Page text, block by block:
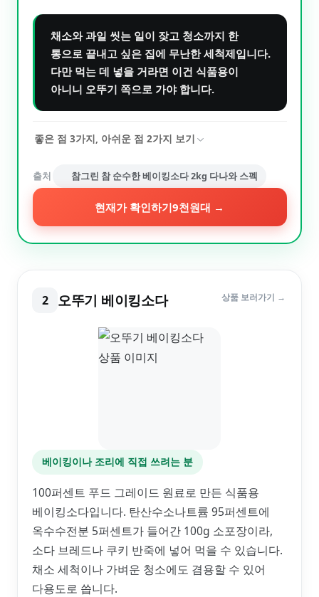
채소와 과일 씻는 일이 잦고 청소까지 한
통으로 끝내고 싶은 집에 무난한 세척제입니다.
다만 먹는 데 넣을 거라면 이건 식품용이
아니니 오뚜기 쪽으로 가야 합니다.
좋은 점 3가지, 아쉬운 점 2가지 보기
출처 참그린 참 순수한 베이킹소다 2kg 다나와 스펙
현재가 확인하기9천원대 →
2 오뚜기 베이킹소다 상품 보러가기 →
베이킹이나 조리에 직접 쓰려는 분
100퍼센트 푸드 그레이드 원료로 만든 식품용
베이킹소다입니다. 탄산수소나트륨 95퍼센트에
옥수수전분 5퍼센트가 들어간 100g 소포장이라,
소다 브레드나 쿠키 반죽에 넣어 먹을 수 있습니다.
채소 세척이나 가벼운 청소에도 겸용할 수 있어
다용도로 씁니다.